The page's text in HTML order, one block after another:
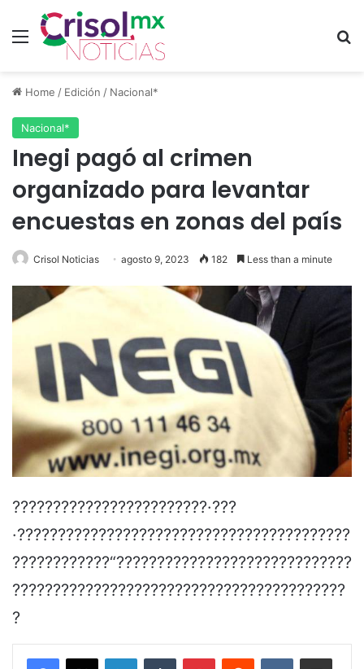
Menu
Home / Edición / Nacional*
Nacional*
Inegi pagó al crimen
organizado para levantar
encuestas en zonas del país
Crisol Noticias agosto 9, 2023 182 Less than a minute
????????????????????????·???
·?????????????????????????????????????????
????????????“?????????????????????????????
?????????????????????????????????????????
?